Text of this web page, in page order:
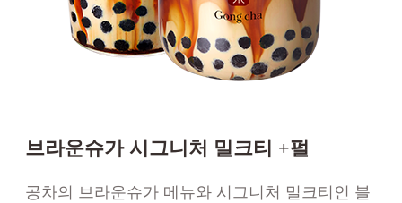
브라운슈가 시그니처 밀크티 +펄
공차의 브라운슈가 메뉴와 시그니처 밀크티인 블